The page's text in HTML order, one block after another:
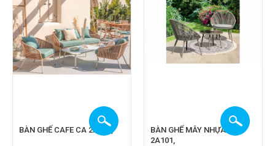
BÀN GHẾ CAFE CA 2A209,
BÀN GHẾ MÂY NHỰA CA
2A101,